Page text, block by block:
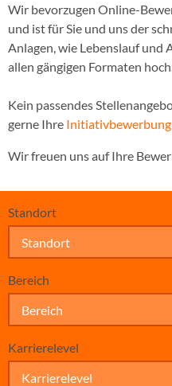
Wir bevorzugen Online-
und ist für Sie und uns der
Anlagen, wie Lebenslauf und
allen gängigen Formaten
Kein passendes
gerne Ihre Initiativbewerbung
Wir freuen uns auf Ihre
Standort
Standort
Bereich
Bereich
Karrierelevel
Karrierelevel